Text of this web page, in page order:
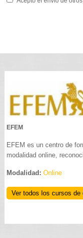
EFEM
EFEM es un centro de
modalidad online,
Modalidad:Online
Ver todos los cursos de